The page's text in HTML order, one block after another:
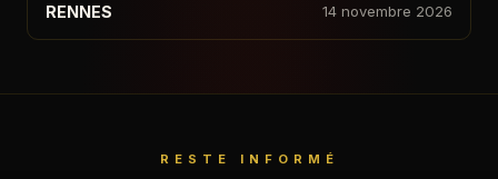
RENNES 14 novembre 2026
RESTE INFORMÉ